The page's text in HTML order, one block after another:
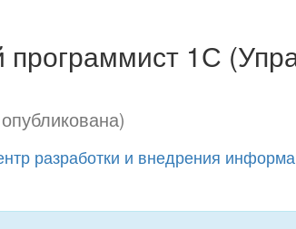
1С
разработки и внедрения